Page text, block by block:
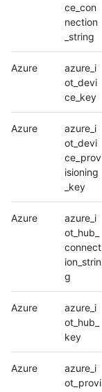
ce_con
nection
_string
Azure
azure_i
ot_devi
ce_key
Azure
azure_i
ot_devi
ce_prov
isioning
_key
Azure
azure_i
ot_hub_
connect
ion_strin
g
Azure
azure_i
ot_hub_
key
Azure
azure_i
ot_provi